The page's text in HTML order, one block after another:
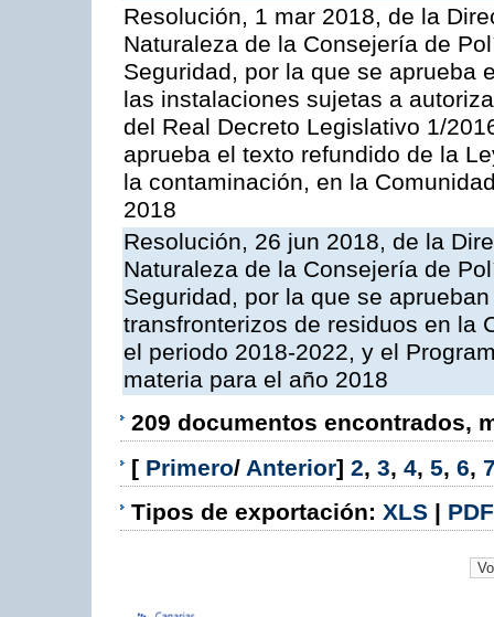
Resolución, 1 mar 2018, de la
Naturaleza de la Consejería de
Seguridad, por la que se aprueba
las instalaciones sujetas a
del Real Decreto Legislativo 1/
aprueba el texto refundido de la
la contaminación, en la
2018
Resolución, 26 jun 2018, de la
Naturaleza de la Consejería de
Seguridad, por la que se
transfronterizos de residuos en la
el periodo 2018-2022, y el
materia para el año 2018
209 documentos encontrados,
[ Primero/ Anterior] 2, 3, 4, 5, 6,
Tipos de exportación: XLS | PDF